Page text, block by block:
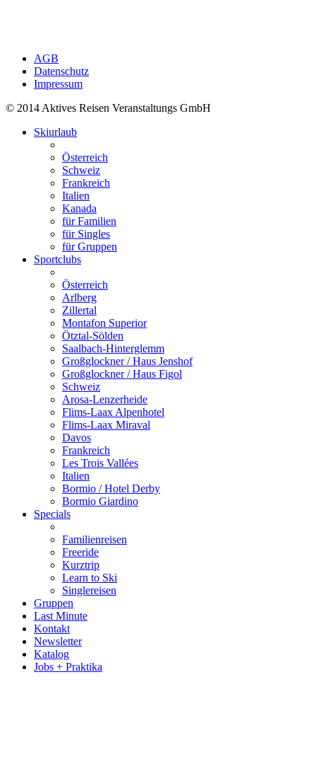
AGB
Datenschutz
Impressum
© 2014 Aktives Reisen Veranstaltungs GmbH
Skiurlaub
Österreich
Schweiz
Frankreich
Italien
Kanada
für Familien
für Singles
für Gruppen
Sportclubs
Österreich
Arlberg
Zillertal
Montafon Superior
Ötztal-Sölden
Saalbach-Hinterglemm
Großglockner / Haus Jenshof
Großglockner / Haus Figol
Schweiz
Arosa-Lenzerheide
Flims-Laax Alpenhotel
Flims-Laax Miraval
Davos
Frankreich
Les Trois Vallées
Italien
Bormio / Hotel Derby
Bormio Giardino
Specials
Familienreisen
Freeride
Kurztrip
Learn to Ski
Singlereisen
Gruppen
Last Minute
Kontakt
Newsletter
Katalog
Jobs + Praktika